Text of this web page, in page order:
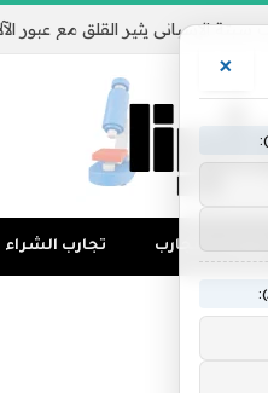
منوعات التجارب تجارب الشراء
×